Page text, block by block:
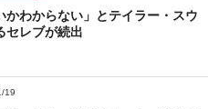
かわからない」とテイラー・スウ
レブが続出
19